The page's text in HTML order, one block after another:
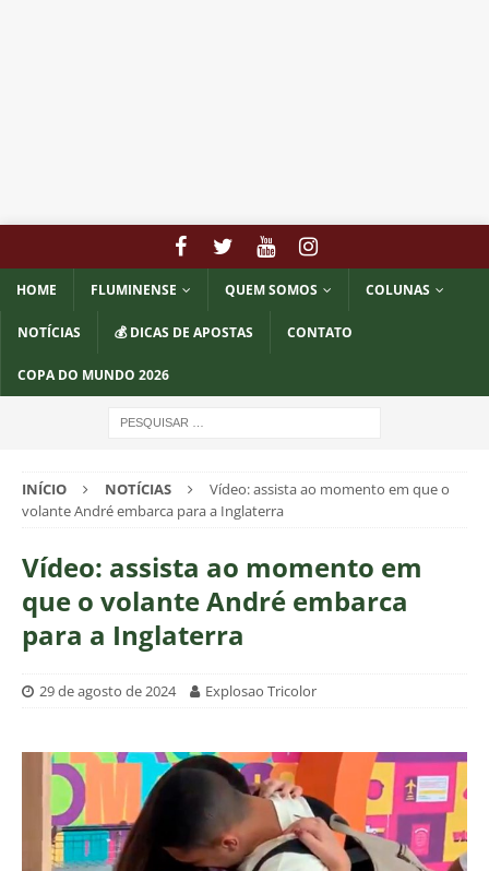
HOME FLUMINENSE QUEM SOMOS COLUNAS
NOTÍCIAS 💰 DICAS DE APOSTAS CONTATO
COPA DO MUNDO 2026
INÍCIO NOTÍCIAS
Vídeo: assista ao momento em que o
volante André embarca para a Inglaterra
Vídeo: assista ao momento em
que o volante André embarca
para a Inglaterra
29 de agosto de 2024 Explosao Tricolor